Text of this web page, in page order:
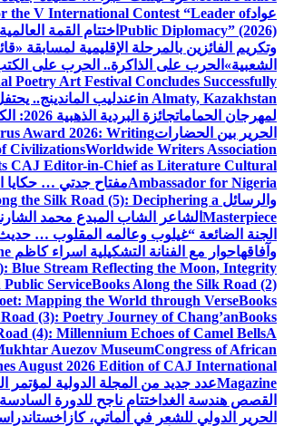
عوادthe V International Contest “Leader of
Public Diplomacy” (2026) اختتام القمة
وتكريم الفائزين بالمرحلة الإقليمية لمسابقة
الشعبية» الحرب على الذاكرة.. الحرب على
Poetry Art Festival Concludes Successfully
in Almaty, Kazakhstanعندليب الماندينج..
لمهرجان الحمامات
جائزة
الحرير بين الحضاراتAward 2026: Writing
CivilizationsWorldwide Writers Association
CAJ Editor-in-Chief as Literature Cultural
Ambassador for Nigeriaمفتاح جدتي … حكايا
والرسائل the Silk Road (5): Deciphering a
Masterpiece الشاعر الشاب المبدع محمد
الجنة الضائعة “غيلوب وعالمه المقلوب … حديث
وآفاقهاحوار مع الفنانة التشكيلية اسراء كاظم
Blue Stream Reflecting the Moon, Integrity
ServiceBooks Along the Silk Road (2)
Mapping the World through VerseBooks
(3): Poetry Journey of Chang’anBooks
(4): Millennium Echoes of Camel BellsA
Auezov MuseumCongress of African
August 2026 Edition of CAJ International
Magazineعدد جديد من المجلة الدولية لمؤتمر
القصص هندسة الغد اختتام ناجح للدورة
الحرير الدولي للشعر في ألماتي، كازاخستان